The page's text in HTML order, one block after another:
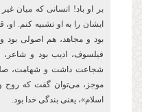
بر او باد! انسانی كه میان
ایشان را به او تشبیه كنم. او،
بود و مجاهد، هم اصولى بود
فیلسوف، ادیب بود و شاعر،
شجاعت داشت و شهامت،
موجز، مى‏‌توان گفت كه
اسلام»، یعنى بندگى